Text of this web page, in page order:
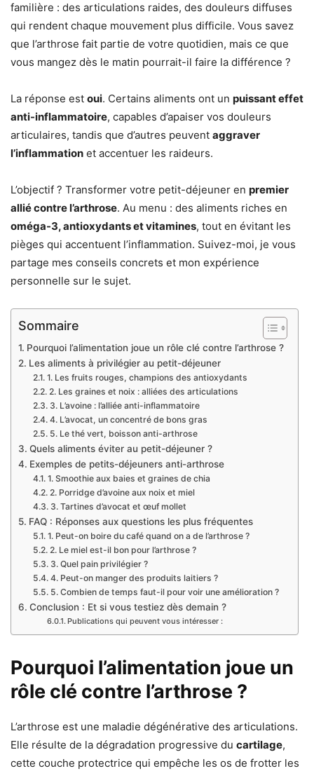
familière : des articulations raides, des douleurs diffuses
qui rendent chaque mouvement plus difficile. Vous savez
que l’arthrose fait partie de votre quotidien, mais ce que
vous mangez dès le matin pourrait-il faire la différence ?
La réponse est oui. Certains aliments ont un puissant effet
anti-inflammatoire, capables d’apaiser vos douleurs
articulaires, tandis que d’autres peuvent aggraver
l’inflammation et accentuer les raideurs.
L’objectif ? Transformer votre petit-déjeuner en premier
allié contre l’arthrose. Au menu : des aliments riches en
oméga-3, antioxydants et vitamines, tout en évitant les
pièges qui accentuent l’inflammation. Suivez-moi, je vous
partage mes conseils concrets et mon expérience
personnelle sur le sujet.
Sommaire
Pourquoi l’alimentation joue un rôle clé contre l’arthrose ?
Les aliments à privilégier au petit-déjeuner
1. Les fruits rouges, champions des antioxydants
2. Les graines et noix : alliées des articulations
3. L’avoine : l’alliée anti-inflammatoire
4. L’avocat, un concentré de bons gras
5. Le thé vert, boisson anti-arthrose
Quels aliments éviter au petit-déjeuner ?
Exemples de petits-déjeuners anti-arthrose
1. Smoothie aux baies et graines de chia
2. Porridge d’avoine aux noix et miel
3. Tartines d’avocat et œuf mollet
FAQ : Réponses aux questions les plus fréquentes
1. Peut-on boire du café quand on a de l’arthrose ?
2. Le miel est-il bon pour l’arthrose ?
3. Quel pain privilégier ?
4. Peut-on manger des produits laitiers ?
5. Combien de temps faut-il pour voir une amélioration ?
Conclusion : Et si vous testiez dès demain ?
Publications qui peuvent vous intéresser :
Pourquoi l’alimentation joue un
rôle clé contre l’arthrose ?
L’arthrose est une maladie dégénérative des articulations.
Elle résulte de la dégradation progressive du cartilage,
cette couche protectrice qui empêche les os de frotter les